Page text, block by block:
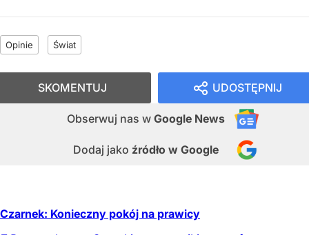
Opinie Świat
UDOSTĘPNIJ
Obserwuj nas w Google News
Dodaj jako źródło w Google
SKOMENTUJ
Czarnek: Konieczny pokój na prawicy